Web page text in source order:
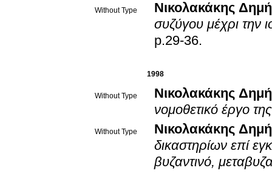
Without Type
Νικολακάκης
συζύγου μέχρι την
p.29-36.
1998
Without Type
Νικολακάκης
νομοθετικό έργο
Without Type
Νικολακάκης
δικαστηρίων επί
βυζαντινό,